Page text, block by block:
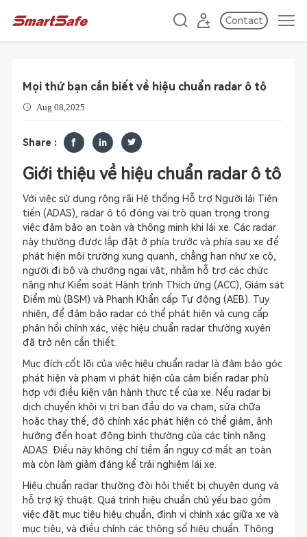
Contact
Mọi thứ bạn cần biết về hiệu chuẩn radar ô tô
Aug 08,2025
Share :
Giới thiệu về hiệu chuẩn radar ô tô
Với việc sử dụng rộng rãi Hệ thống Hỗ trợ Người lái Tiên
tiến (ADAS), radar ô tô đóng vai trò quan trọng trong
việc đảm bảo an toàn và thông minh khi lái xe. Các radar
này thường được lắp đặt ở phía trước và phía sau xe để
phát hiện môi trường xung quanh, chẳng hạn như xe cộ,
người đi bộ và chướng ngại vật, nhằm hỗ trợ các chức
năng như Kiểm soát Hành trình Thích ứng (ACC), Giám sát
Điểm mù (BSM) và Phanh Khẩn cấp Tự động (AEB). Tuy
nhiên, để đảm bảo radar có thể phát hiện và cung cấp
phản hồi chính xác, việc hiệu chuẩn radar thường xuyên
đã trở nên cần thiết.
Mục đích cốt lõi của việc hiệu chuẩn radar là đảm bảo góc
phát hiện và phạm vi phát hiện của cảm biến radar phù
hợp với điều kiện vận hành thực tế của xe. Nếu radar bị
dịch chuyển khỏi vị trí ban đầu do va chạm, sửa chữa
hoặc thay thế, độ chính xác phát hiện có thể giảm, ảnh
hưởng đến hoạt động bình thường của các tính năng
ADAS. Điều này không chỉ tiềm ẩn nguy cơ mất an toàn
mà còn làm giảm đáng kể trải nghiệm lái xe.
Hiệu chuẩn radar thường đòi hỏi thiết bị chuyên dụng và
hỗ trợ kỹ thuật. Quá trình hiệu chuẩn chủ yếu bao gồm
việc đặt mục tiêu hiệu chuẩn, định vị chính xác giữa xe và
mục tiêu, và điều chỉnh các thông số hiệu chuẩn. Thông